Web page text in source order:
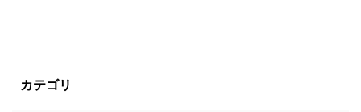
（広い）のを選びたい 寝床とト
カテゴリ